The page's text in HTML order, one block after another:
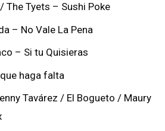
The Tyets – Sushi Poke
– No Vale La Pena
– Si tu Quisieras
haga falta
Tavárez / El Bogueto / Maury